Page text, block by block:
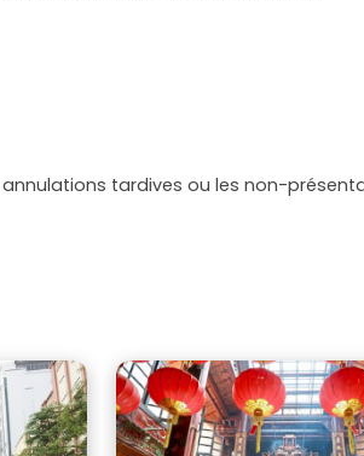
tardives ou les non-